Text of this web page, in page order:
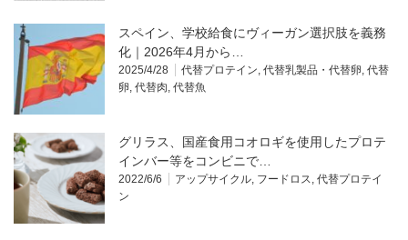
スペイン、学校給食にヴィーガン選択肢を義務
化｜2026年4月から…
2025/4/28 代替プロテイン, 代替乳製品・代替卵, 代替
卵, 代替肉, 代替魚
グリラス、国産食用コオロギを使用したプロテ
インバー等をコンビニで…
2022/6/6 アップサイクル, フードロス, 代替プロテイ
ン